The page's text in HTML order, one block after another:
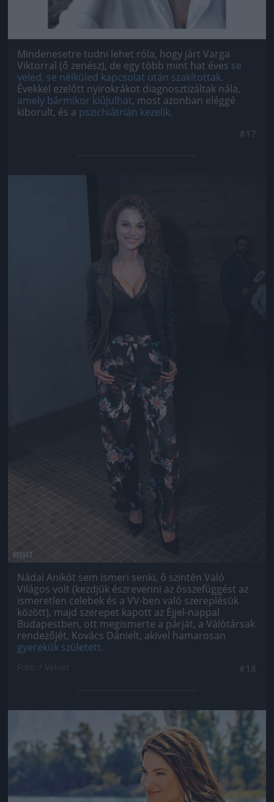
Mindenesetre tudni lehet róla, hogy járt Varga
Viktorral (ő zenész), de egy több mint hat éves se
veled, se nélküled kapcsolat után szakítottak.
Évekkel ezelőtt nyirokrákot diagnosztizáltak nála,
amely bármikor kiújulhat, most azonban eléggé
kiborult, és a pszichiátrián kezelik.
Nádai Anikót sem ismeri senki, ő szintén Való
Világos volt (kezdjük észrevenni az összefüggést az
ismeretlen celebek és a VV-ben való szereplésük
között), majd szerepet kapott az Éjjel-nappal
Budapestben, ott megismerte a párját, a Válótársak
rendezőjét, Kovács Dánielt, akivel hamarosan
gyerekük született.
Jön még kép!